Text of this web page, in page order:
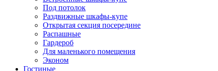
Под потолок
Раздвижные шкафы-купе
Открытая секция посередине
Распашные
Гардероб
Для маленького помещения
Эконом
Гостиные